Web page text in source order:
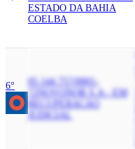
ESTADO DA BAHIA
COELBA
6°
05.144.757/0001-
NOVONOR S.A - EM
RECUPERACAO
JUDICIAL